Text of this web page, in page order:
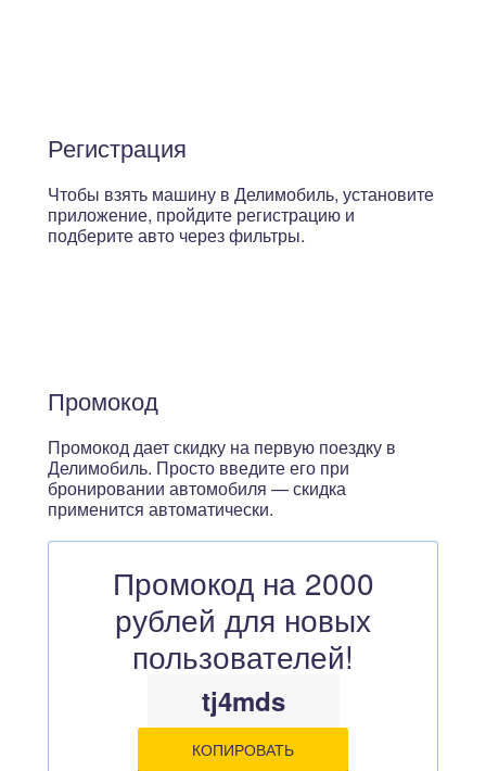
Регистрация
Чтобы взять машину в Делимобиль, установите
приложение, пройдите регистрацию и
подберите авто через фильтры.
Промокод
Промокод дает скидку на первую поездку в
Делимобиль. Просто введите его при
бронировании автомобиля — скидка
применится автоматически.
Промокод на 2000
рублей для новых
пользователей!
tj4mds
КОПИРОВАТЬ